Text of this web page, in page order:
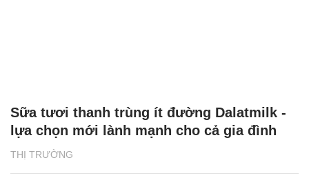
THỊ TRƯỜNG
Sữa tươi thanh trùng ít đường Dalatmilk -
lựa chọn mới lành mạnh cho cả gia đình